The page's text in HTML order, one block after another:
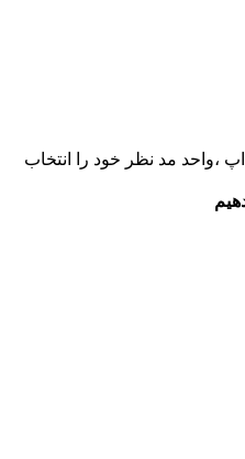
،واحد مد نظر خود را انتخاب